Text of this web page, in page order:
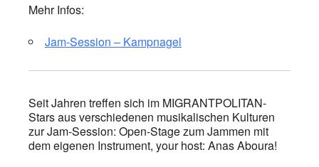
Mehr Infos:
Jam-Session – Kampnagel
Seit Jahren treffen sich im MIGRANTPOLITAN-
Stars aus verschiedenen musikalischen Kulturen
zur Jam-Session: Open-Stage zum Jammen mit
dem eigenen Instrument, your host: Anas Aboura!